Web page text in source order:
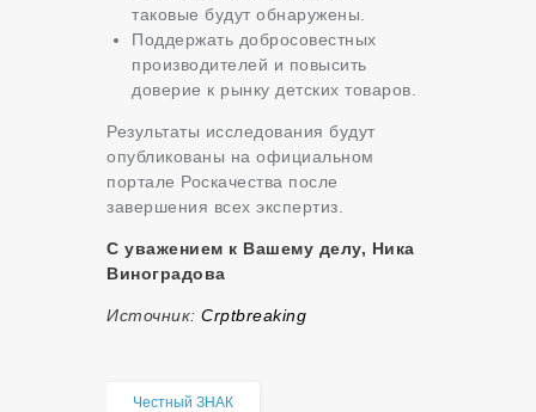
таковые будут обнаружены.
Поддержать добросовестных
производителей и повысить
доверие к рынку детских товаров.
Результаты исследования будут
опубликованы на официальном
портале Роскачества после
завершения всех экспертиз.
С уважением к Вашему делу, Ника
Виноградова
Источник: Сrptbreaking
Честный ЗНАК